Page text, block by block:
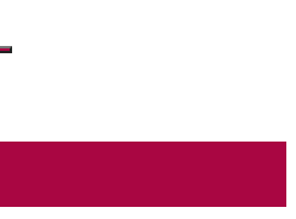
Sök